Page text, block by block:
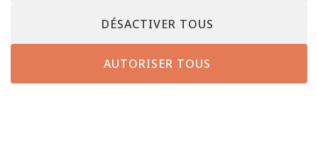
DÉSACTIVER TOUS
AUTORISER TOUS